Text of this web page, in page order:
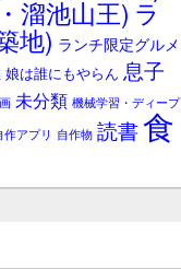
溜池山王) ラ
地) ランチ限定グルメ
娘は誰にもやらん 息子
未分類 機械学習・ディープ
作アプリ 自作物 読書食